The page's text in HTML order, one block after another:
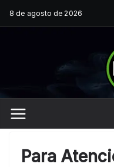
Saltar
al
8 de agosto de 2026
Para